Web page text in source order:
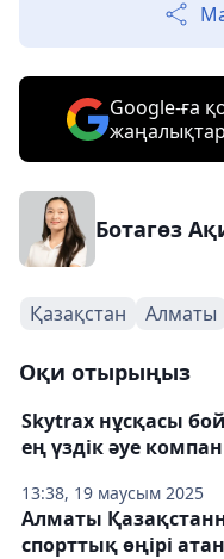
Google-ға
Ботагөз
Қазақстан Алматы
Оқи отырыңыз
13:38, 19 маусым 2025
Skytrax нұсқасы
ең үздік әуе
Алматы
спорттық өңірі